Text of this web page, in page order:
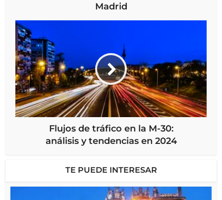
Madrid
Flujos de tráfico en la M-30:
análisis y tendencias en 2024
TE PUEDE INTERESAR